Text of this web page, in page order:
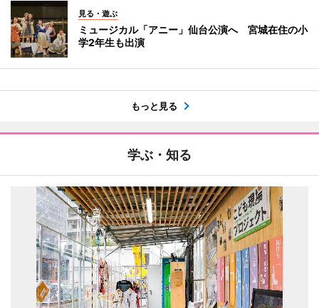
見る・遊ぶ
ミュージカル「アニー」仙台公演へ 宮城在住の小
学2年生も出演
もっと見る
学ぶ・知る